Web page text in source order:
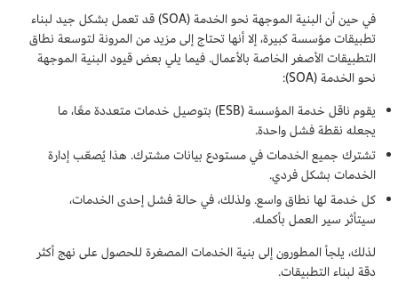
في حين أن البنية الموجهة نحو الخدمة (SOA) قد تعمل بشكل جيد لبناء
تطبيقات مؤسسة كبيرة، إلا أنها تحتاج إلى مزيد من المرونة لتوسعة نطاق
التطبيقات الأصغر الخاصة بالأعمال. فيما يلي بعض قيود البنية الموجهة
نحو الخدمة (SOA):
يقوم ناقل خدمة المؤسسة (ESB) بتوصيل خدمات متعددة معًا، ما
يجعله نقطة فشل واحدة.
تشترك جميع الخدمات في مستودع بيانات مشترك. هذا يُصعّب إدارة
الخدمات بشكل فردي.
كل خدمة لها نطاق واسع. ولذلك، في حالة فشل إحدى الخدمات،
سيتأثر سير العمل بأكمله.
لذلك، يلجأ المطورون إلى بنية الخدمات المصغرة للحصول على نهج أكثر
دقة لبناء التطبيقات.